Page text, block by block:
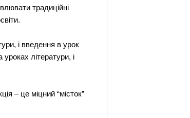
традиційні
і введення в урок
літератури, і
– це міцний “місток”